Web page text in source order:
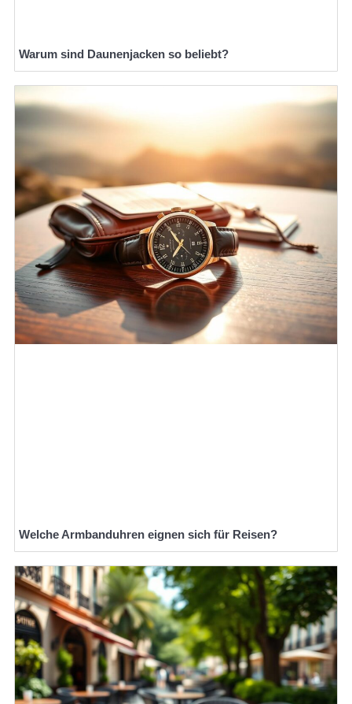
Warum sind Daunenjacken so beliebt?
Welche Armbanduhren eignen sich für Reisen?